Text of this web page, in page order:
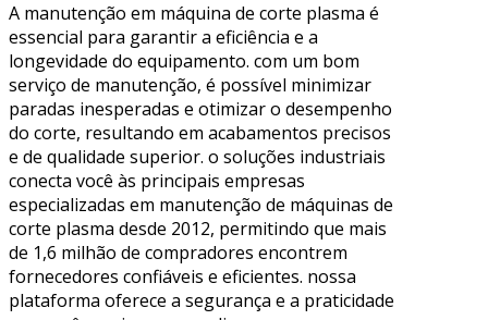
A manutenção em máquina de corte plasma é
essencial para garantir a eficiência e a
longevidade do equipamento. com um bom
serviço de manutenção, é possível minimizar
paradas inesperadas e otimizar o desempenho
do corte, resultando em acabamentos precisos
e de qualidade superior. o soluções industriais
conecta você às principais empresas
especializadas em manutenção de máquinas de
corte plasma desde 2012, permitindo que mais
de 1,6 milhão de compradores encontrem
fornecedores confiáveis e eficientes. nossa
plataforma oferece a segurança e a praticidade